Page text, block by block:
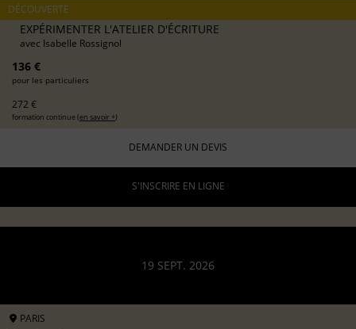
DÉCOUVERTE
EXPÉRIMENTER L'ATELIER D'ÉCRITURE
avec Isabelle Rossignol
136 €
pour les particuliers
272 €
formation continue (en savoir +)
DEMANDER UN DEVIS
S'INSCRIRE EN LIGNE
19 SEPT. 2026
PARIS